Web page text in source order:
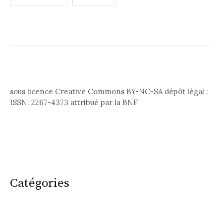
des
sous licence Creative Commons BY-NC-SA dépôt légal :
ISSN: 2267-4373 attribué par la BNF
Catégories